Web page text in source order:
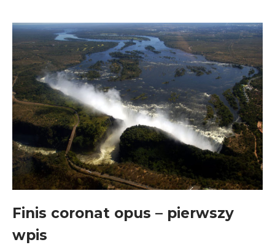
Finis coronat opus – pierwszy
wpis